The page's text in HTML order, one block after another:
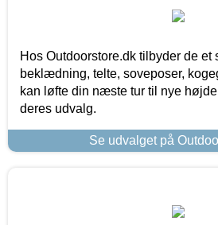
Hos Outdoorstore.dk tilbyder de et
beklædning, telte, soveposer,
kan løfte din næste tur til nye
deres udvalg.
Se udvalget på